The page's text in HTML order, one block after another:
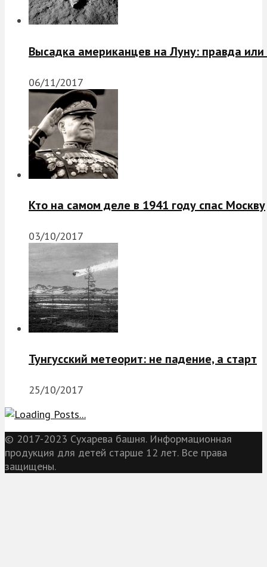
Высадка американцев на Луну: правда
06/11/2017
Кто на самом деле в 1941 году спас Москву
03/10/2017
Тунгусский метеорит: не падение, а старт
25/10/2017
© 2017-2023 Сухарева башня. Информационная
продукция для детей старше 12 лет. Все права
защищены.